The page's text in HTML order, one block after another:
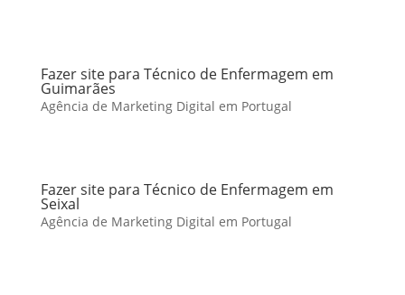
Fazer site para Técnico de Enfermagem em
Guimarães
Agência de Marketing Digital em Portugal
Fazer site para Técnico de Enfermagem em
Seixal
Agência de Marketing Digital em Portugal